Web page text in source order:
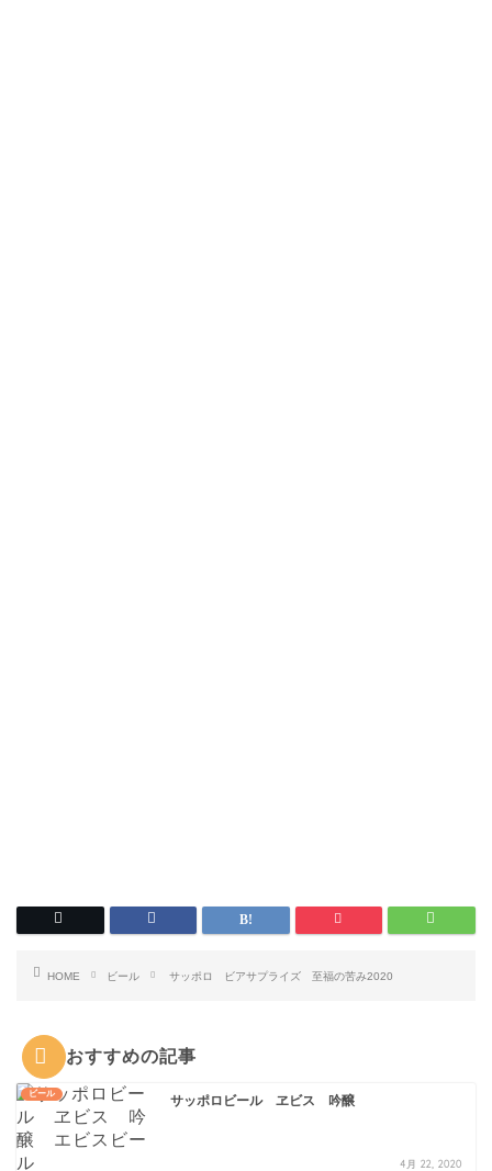
HOME ビール サッポロ ビアサプライズ 至福の苦み2020
おすすめの記事
ビール サッポロビール ヱビス 吟醸
4月 22, 2020